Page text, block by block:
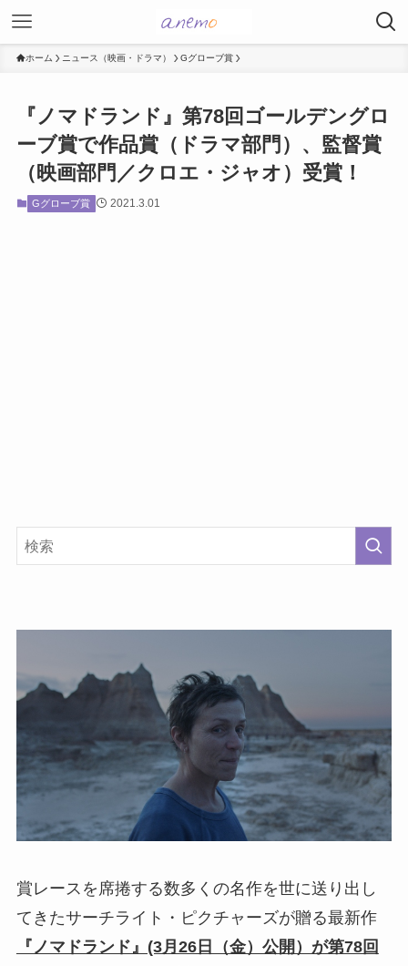
ホーム ニュース（映画・ドラマ） Gグローブ賞
『ノマドランド』第78回ゴールデングロ
ーブ賞で作品賞（ドラマ部門）、監督賞
（映画部門／クロエ・ジャオ）受賞！
Gグローブ賞 2021.3.01
賞レースを席捲する数多くの名作を世に送り出し
てきたサーチライト・ピクチャーズが贈る最新作
『ノマドランド』(3月26日（金）公開）が第78回